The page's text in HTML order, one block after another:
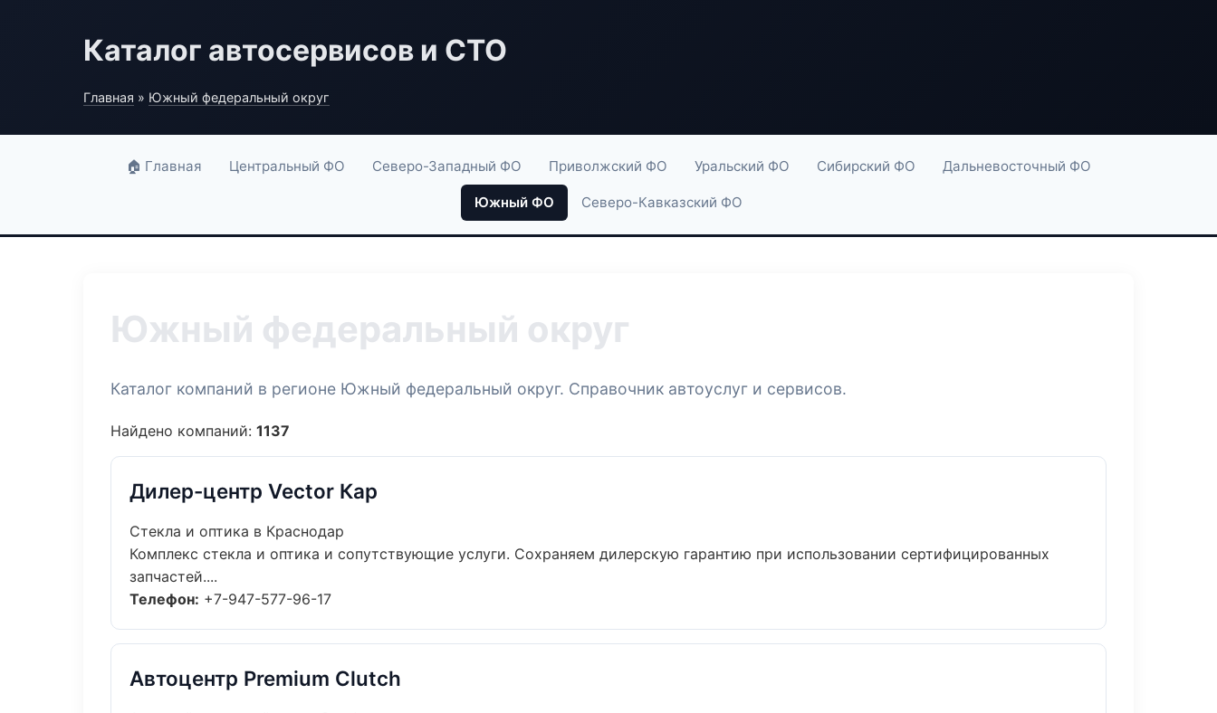
Каталог автосервисов и СТО
Главная » Южный федеральный округ
🏠 Главная Центральный ФО Северо-Западный ФО Приволжский ФО Уральский ФО Сибирский ФО Дальневосточный ФО
Южный ФО Северо-Кавказский ФО
Южный федеральный округ
Каталог компаний в регионе Южный федеральный округ. Справочник автоуслуг и сервисов.
Найдено компаний: 1137
Дилер-центр Vector Кар
Стекла и оптика в Краснодар
Комплекс стекла и оптика и сопутствующие услуги. Сохраняем дилерскую гарантию при использовании сертифицированных
запчастей....
Телефон: +7-947-577-96-17
Автоцентр Premium Clutch